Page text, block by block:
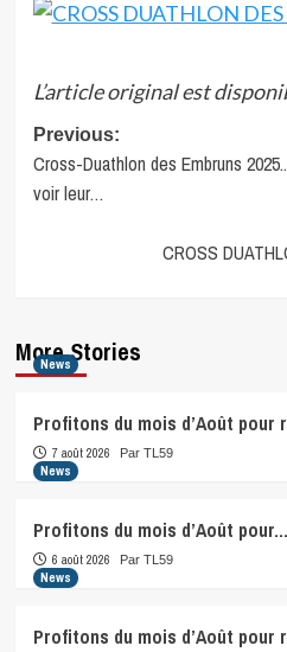
L’article original est
Post
navigation
Previous:
Cross-Duathlon des Embruns
voir leur…
CROSS
More Stories
News
Profitons du mois d’Août pour
7 août 2026 Par TL59
News
Profitons du mois d’Août pour…
6 août 2026 Par TL59
News
Profitons du mois d’Août pour